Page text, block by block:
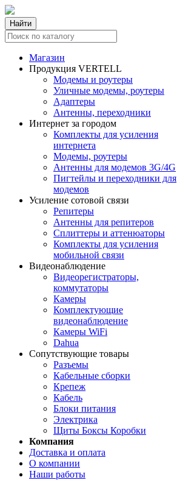
Найти
Магазин
Продукция VERTELL
Модемы и роутеры
Уличные модемы, роутеры
Адаптеры
Антенны, переходники
Интернет за городом
Комплекты для усиления
интернета
Модемы, роутеры
Антенны для модемов 3G/4G
Пигтейлы и переходники для
модемов
Усиление сотовой связи
Репитеры
Антенны для репитеров
Сплиттеры и аттенюаторы
Комплекты для усиления
мобильной связи
Видеонаблюдение
Видеорегистраторы,
коммутаторы
Камеры
Комплектующие
видеонаблюдение
Камеры WiFi
Dahua
Сопутствующие товары
Разъемы
Кабельные сборки
Крепеж
Кабель
Блоки питания
Электрика
Щиты Боксы Коробки
Компания
Доставка и оплата
О компании
Наши работы